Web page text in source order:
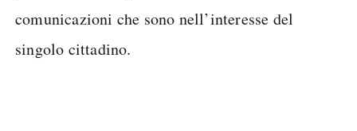
comunicazioni che sono nell’interesse del
singolo cittadino.